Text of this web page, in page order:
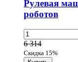
Рулевая
роботов
6 314
Скидка 15%